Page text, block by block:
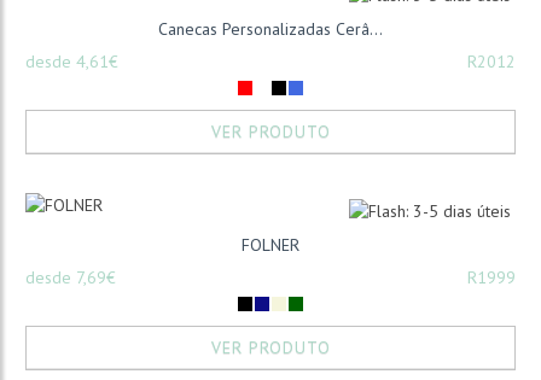
Canecas Personalizadas Cerâ...
desde 4,61€
R2012
VER PRODUTO
FOLNER
desde 7,69€
R1999
VER PRODUTO